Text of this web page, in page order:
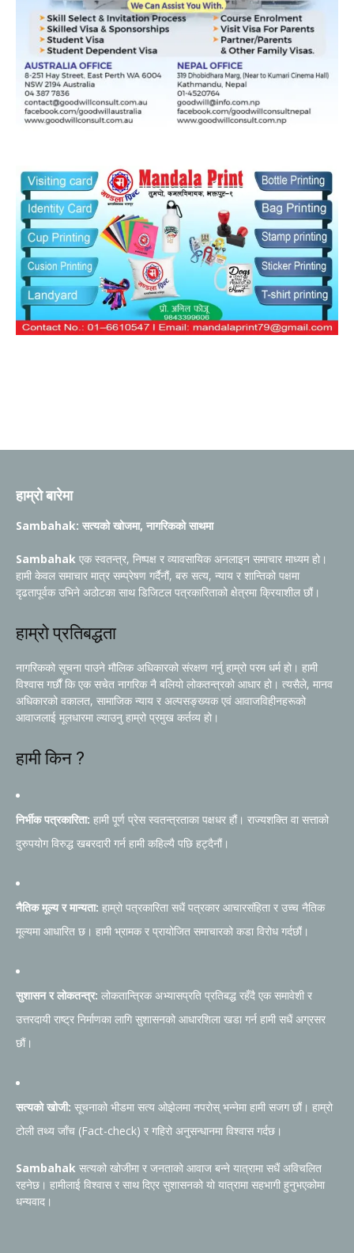
Sambahakसत्यको खोजीमा र जनताको आवाज बन्ने यात्रामा सधैं अविचलित
रहनेछ। हामीलाई विश्वास र साथ दिएर सुशासनको यो यात्रामा सहभागी हुनुभएकोमा
धन्यवाद।
हाम्रो बारेमा
संचालक : संवाहक मिडिया हाउस
प्रधान सम्पादक: हरिसुन्दर छुकाँ
सम्पादक :सन्जिब प्रसाद दुलाल
सह-सम्पादक : मन्दिरा अधिकारी
संवाददाता : किरण न्यौपाने, अनिल फोँजू
ठेगाना: चाँगुनारायण नगरपालिका वडा नम्वर ८ सुडाल
सम्पर्क : ९८४९९२९३२६